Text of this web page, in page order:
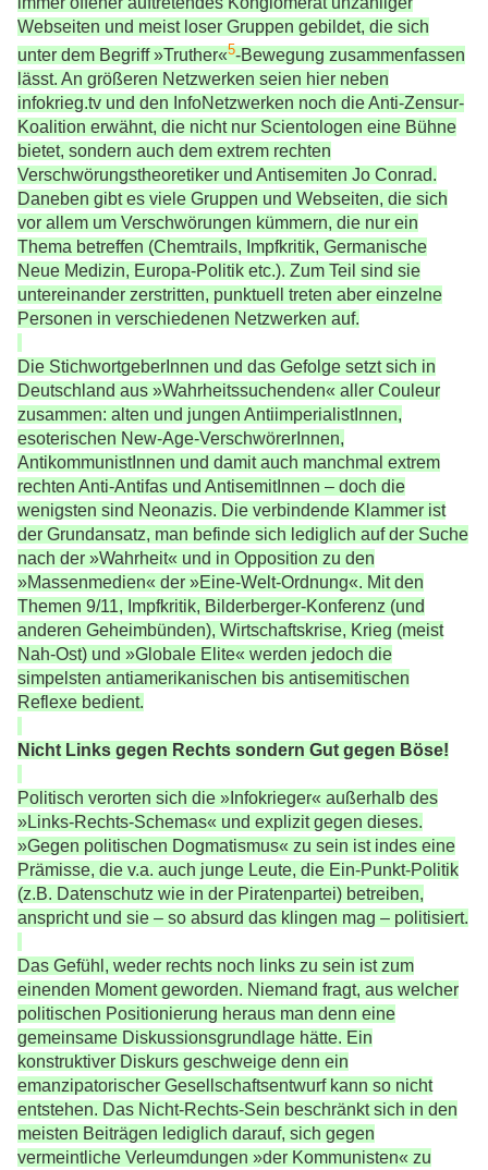
Webseiten und meist loser Gruppen gebildet, die sich
unter dem Begriff »Truther«5-Bewegung zusammenfassen
lässt. An größeren Netzwerken seien hier neben
infokrieg.tv und den InfoNetzwerken noch die Anti-Zensur-
Koalition erwähnt, die nicht nur Scientologen eine Bühne
bietet, sondern auch dem extrem rechten
Verschwörungstheoretiker und Antisemiten Jo Conrad.
Daneben gibt es viele Gruppen und Webseiten, die sich
vor allem um Verschwörungen kümmern, die nur ein
Thema betreffen (Chemtrails, Impfkritik, Germanische
Neue Medizin, Europa-Politik etc.). Zum Teil sind sie
untereinander zerstritten, punktuell treten aber einzelne
Personen in verschiedenen Netzwerken auf.
Die StichwortgeberInnen und das Gefolge setzt sich in
Deutschland aus »Wahrheitssuchenden« aller Couleur
zusammen: alten und jungen AntiimperialistInnen,
esoterischen New-Age-VerschwörerInnen,
AntikommunistInnen und damit auch manchmal extrem
rechten Anti-Antifas und AntisemitInnen – doch die
wenigsten sind Neonazis. Die verbindende Klammer ist
der Grundansatz, man befinde sich lediglich auf der Suche
nach der »Wahrheit« und in Opposition zu den
»Massenmedien« der »Eine-Welt-Ordnung«. Mit den
Themen 9/11, Impfkritik, Bilderberger-Konferenz (und
anderen Geheimbünden), Wirtschaftskrise, Krieg (meist
Nah-Ost) und »Globale Elite« werden jedoch die
simpelsten antiamerikanischen bis antisemitischen
Reflexe bedient.
Nicht Links gegen Rechts sondern Gut gegen Böse!
Politisch verorten sich die »Infokrieger« außerhalb des
»Links-Rechts-Schemas« und explizit gegen dieses.
»Gegen politischen Dogmatismus« zu sein ist indes eine
Prämisse, die v.a. auch junge Leute, die Ein-Punkt-Politik
(z.B. Datenschutz wie in der Piratenpartei) betreiben,
anspricht und sie – so absurd das klingen mag – politisiert.
Das Gefühl, weder rechts noch links zu sein ist zum
einenden Moment geworden. Niemand fragt, aus welcher
politischen Positionierung heraus man denn eine
gemeinsame Diskussionsgrundlage hätte. Ein
konstruktiver Diskurs geschweige denn ein
emanzipatorischer Gesellschaftsentwurf kann so nicht
entstehen. Das Nicht-Rechts-Sein beschränkt sich in den
meisten Beiträgen lediglich darauf, sich gegen
vermeintliche Verleumdungen »der Kommunisten« zu